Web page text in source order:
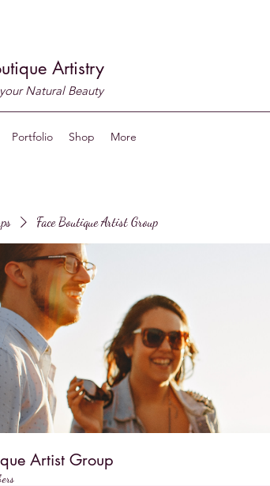
Artistry
Natural Beauty
Portfolio Shop More
Face Boutique Artist Group
Artist Group